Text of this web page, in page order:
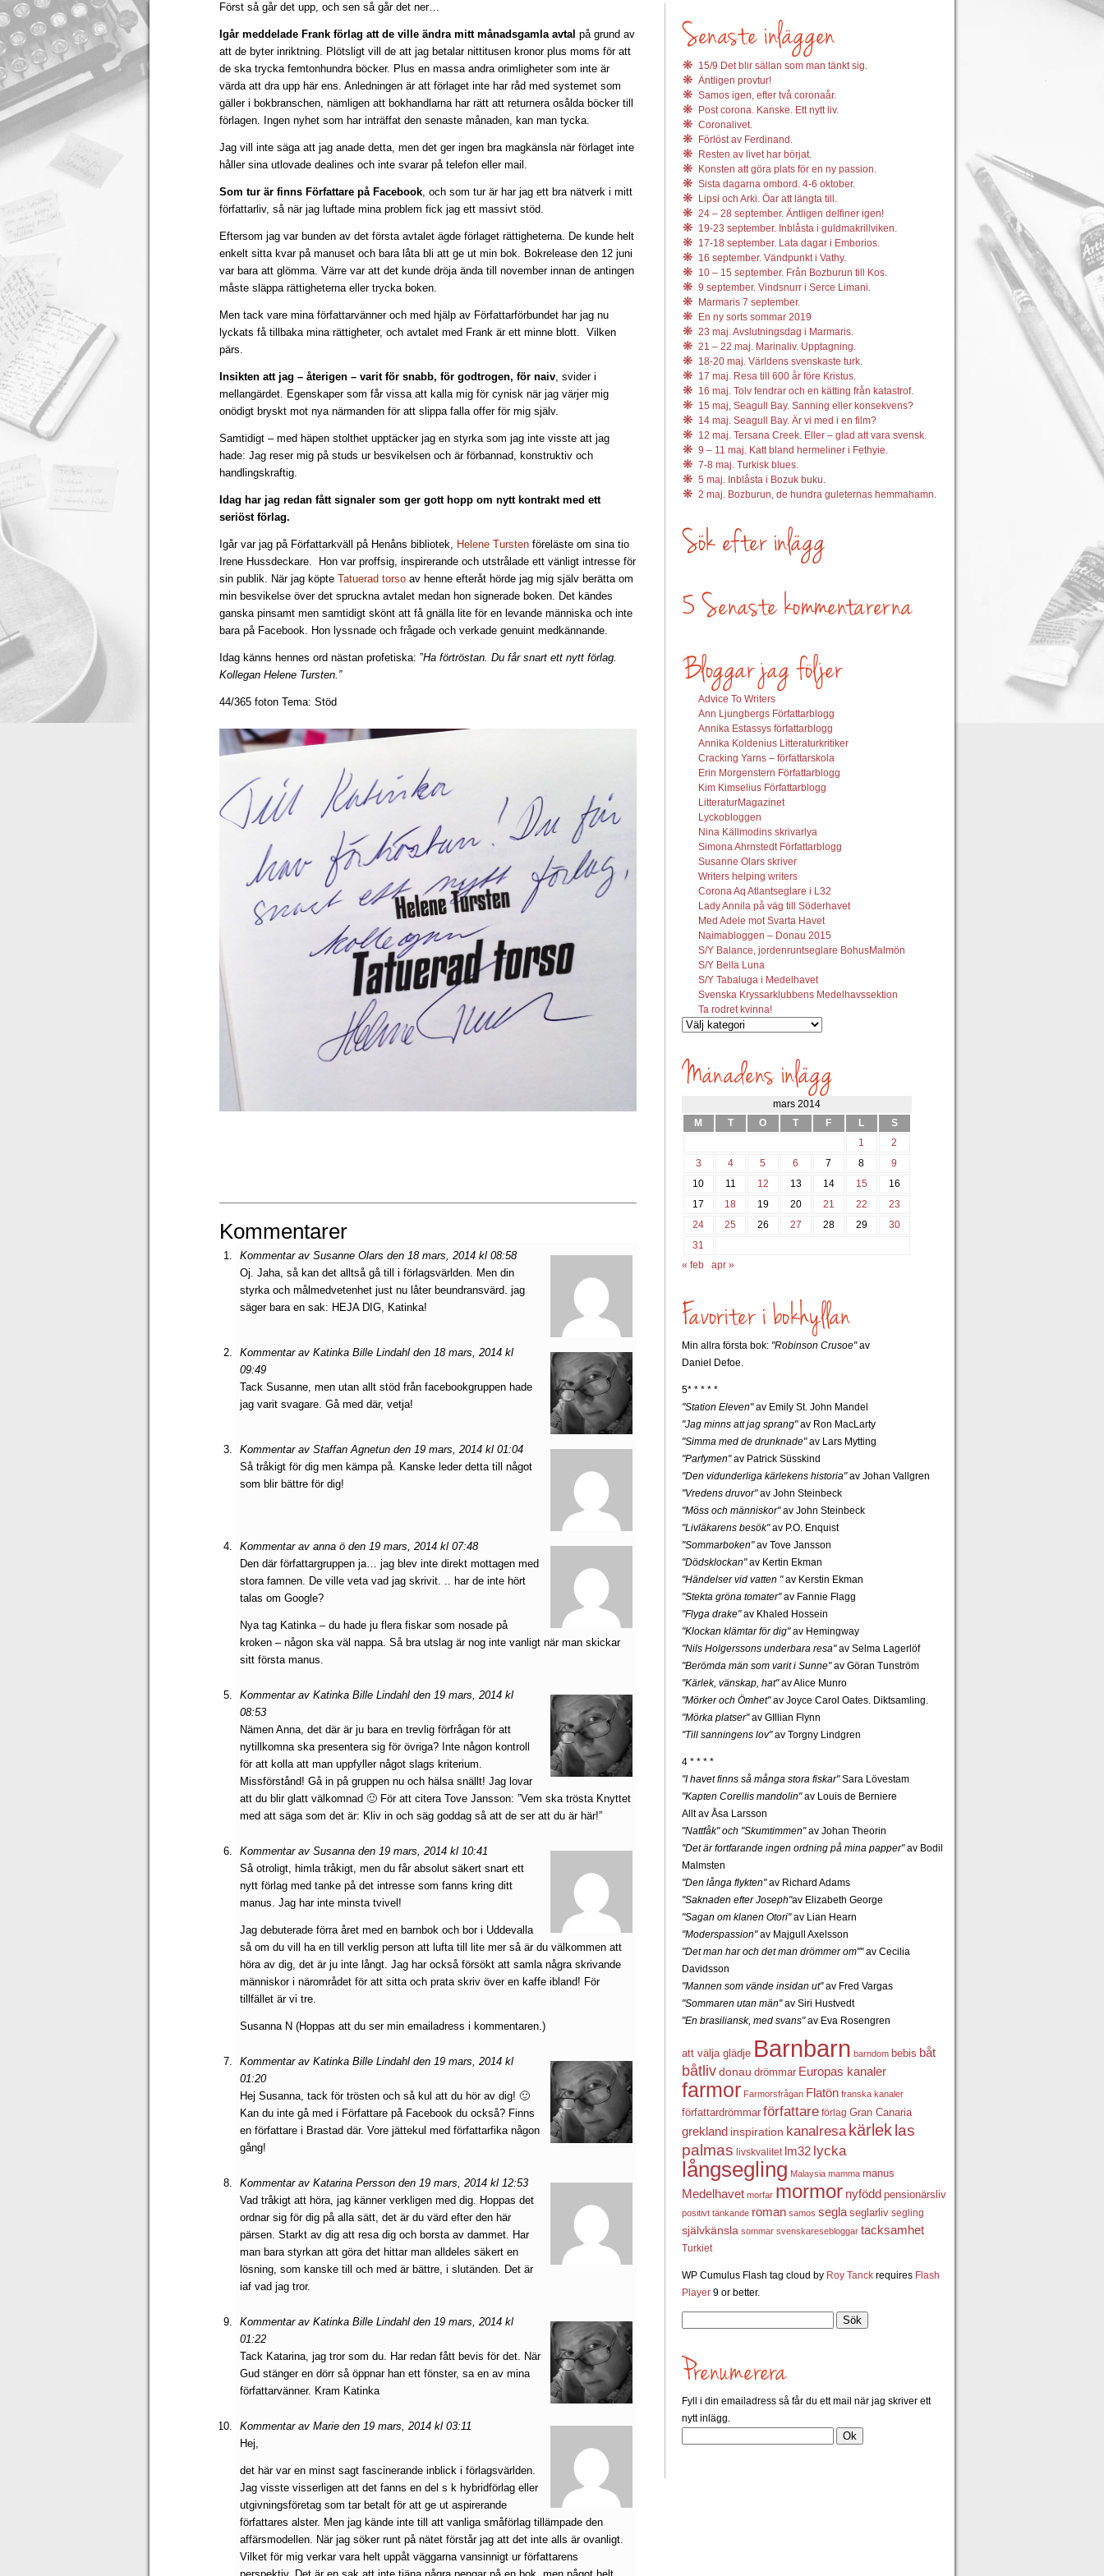
Först så går det upp, och sen så går det ner…
Igår meddelade Frank förlag att de ville ändra mitt månadsgamla avtal på grund av
att de byter inriktning. Plötsligt vill de att jag betalar nittitusen kronor plus moms för att
de ska trycka femtonhundra böcker. Plus en massa andra orimligheter som inte är
värda att dra upp här ens. Anledningen är att förlaget inte har råd med systemet som
gäller i bokbranschen, nämligen att bokhandlarna har rätt att returnera osålda böcker till
förlagen. Ingen nyhet som har inträffat den senaste månaden, kan man tycka.
Jag vill inte säga att jag anade detta, men det ger ingen bra magkänsla när förlaget inte
håller sina utlovade dealines och inte svarar på telefon eller mail.
Som tur är finns Författare på Facebook, och som tur är har jag ett bra nätverk i mitt
författarliv, så när jag luftade mina problem fick jag ett massivt stöd.
Eftersom jag var bunden av det första avtalet ägde förlaget rättigheterna. De kunde helt
enkelt sitta kvar på manuset och bara låta bli att ge ut min bok. Bokrelease den 12 juni
var bara att glömma. Värre var att det kunde dröja ända till november innan de antingen
måste släppa rättigheterna eller trycka boken.
Men tack vare mina författarvänner och med hjälp av Författarförbundet har jag nu
lyckats få tillbaka mina rättigheter, och avtalet med Frank är ett minne blott. Vilken
pärs.
Insikten att jag – återigen – varit för snabb, för godtrogen, för naiv, svider i
mellangärdet. Egenskaper som får vissa att kalla mig för cynisk när jag värjer mig
onödigt bryskt mot nya närmanden för att slippa falla offer för mig själv.
Samtidigt – med häpen stolthet upptäcker jag en styrka som jag inte visste att jag
hade: Jag reser mig på studs ur besvikelsen och är förbannad, konstruktiv och
handlingskraftig.
Idag har jag redan fått signaler som ger gott hopp om nytt kontrakt med ett
seriöst förlag.
Igår var jag på Författarkväll på Henåns bibliotek, Helene Turstenföreläste om sina tio
Irene Hussdeckare. Hon var proffsig, inspirerande och utstrålade ett vänligt intresse för
sin publik. När jag köpte Tatuerad torso av henne efteråt hörde jag mig själv berätta om
min besvikelse över det spruckna avtalet medan hon signerade boken. Det kändes
ganska pinsamt men samtidigt skönt att få gnälla lite för en levande människa och inte
bara på Facebook. Hon lyssnade och frågade och verkade genuint medkännande.
Idag känns hennes ord nästan profetiska: ”Ha förtröstan. Du får snart ett nytt förlag.
Kollegan Helene Tursten.”
44/365 foton Tema: Stöd
Kommentarer
Kommentar av Susanne Olars den 18 mars, 2014 kl 08:58
Oj. Jaha, så kan det alltså gå till i förlagsvärlden. Men din
styrka och målmedvetenhet just nu låter beundransvärd. jag
säger bara en sak: HEJA DIG, Katinka!
Kommentar av Katinka Bille Lindahl den 18 mars, 2014 kl
09:49
Tack Susanne, men utan allt stöd från facebookgruppen hade
jag varit svagare. Gå med där, vetja!
Kommentar av Staffan Agnetun den 19 mars, 2014 kl 01:04
Så tråkigt för dig men kämpa på. Kanske leder detta till något
som blir bättre för dig!
Kommentar av anna ö den 19 mars, 2014 kl 07:48
Den där författargruppen ja… jag blev inte direkt mottagen med
stora famnen. De ville veta vad jag skrivit. .. har de inte hört
talas om Google?
Nya tag Katinka – du hade ju flera fiskar som nosade på
kroken – någon ska väl nappa. Så bra utslag är nog inte vanligt när man skickar
sitt första manus.
Kommentar av Katinka Bille Lindahl den 19 mars, 2014 kl
08:53
Nämen Anna, det där är ju bara en trevlig förfrågan för att
nytillkomna ska presentera sig för övriga? Inte någon kontroll
för att kolla att man uppfyller något slags kriterium.
Missförstånd! Gå in på gruppen nu och hälsa snällt! Jag lovar
att du blir glatt välkomnad 🙂 För att citera Tove Jansson: ”Vem ska trösta Knyttet
med att säga som det är: Kliv in och säg goddag så att de ser att du är här!”
Kommentar av Susanna den 19 mars, 2014 kl 10:41
Så otroligt, himla tråkigt, men du får absolut säkert snart ett
nytt förlag med tanke på det intresse som fanns kring ditt
manus. Jag har inte minsta tvivel!
Jag debuterade förra året med en barnbok och bor i Uddevalla
så om du vill ha en till verklig person att lufta till lite mer så är du välkommen att
höra av dig, det är ju inte långt. Jag har också försökt att samla några skrivande
människor i närområdet för att sitta och prata skriv över en kaffe ibland! För
tillfället är vi tre.
Susanna N (Hoppas att du ser min emailadress i kommentaren.)
Kommentar av Katinka Bille Lindahl den 19 mars, 2014 kl
01:20
Hej Susanna, tack för trösten och så kul att du hör av dig! 🙂
Kan du inte gå med i Författare på Facebook du också? Finns
en författare i Brastad där. Vore jättekul med författarfika någon
gång!
Kommentar av Katarina Persson den 19 mars, 2014 kl 12:53
Vad tråkigt att höra, jag känner verkligen med dig. Hoppas det
ordnar sig för dig på alla sätt, det är du värd efter den här
pärsen. Starkt av dig att resa dig och borsta av dammet. Har
man bara styrkan att göra det hittar man alldeles säkert en
lösning, som kanske till och med är bättre, i slutänden. Det är
iaf vad jag tror.
Kommentar av Katinka Bille Lindahl den 19 mars, 2014 kl
01:22
Tack Katarina, jag tror som du. Har redan fått bevis för det. När
Gud stänger en dörr så öppnar han ett fönster, sa en av mina
författarvänner. Kram Katinka
Kommentar av Marie den 19 mars, 2014 kl 03:11
Hej,
det här var en minst sagt fascinerande inblick i förlagsvärlden.
Jag visste visserligen att det fanns en del s k hybridförlag eller
utgivningsföretag som tar betalt för att ge ut aspirerande
författares alster. Men jag kände inte till att vanliga småförlag tillämpade den
affärsmodellen. När jag söker runt på nätet förstår jag att det inte alls är ovanligt.
Vilket för mig verkar vara helt uppåt väggarna vansinnigt ur författarens
15/9 Det blir sällan som man tänkt sig.
Äntligen provtur!
Samos igen, efter två coronaår.
Post corona. Kanske. Ett nytt liv.
Coronalivet.
Förlöst av Ferdinand.
Resten av livet har börjat.
Konsten att göra plats för en ny passion.
Sista dagarna ombord. 4-6 oktober.
Lipsi och Arki. Öar att längta till.
24 – 28 september. Äntligen delfiner igen!
19-23 september. Inblåsta i guldmakrillviken.
17-18 september. Lata dagar i Emborios.
16 september. Vändpunkt i Vathy.
10 – 15 september. Från Bozburun till Kos.
9 september. Vindsnurr i Serce Limani.
Marmaris 7 september.
En ny sorts sommar 2019
23 maj. Avslutningsdag i Marmaris.
21 – 22 maj. Marinaliv. Upptagning.
18-20 maj. Världens svenskaste turk.
17 maj. Resa till 600 år före Kristus.
16 maj. Tolv fendrar och en kätting från katastrof.
15 maj, Seagull Bay. Sanning eller konsekvens?
14 maj. Seagull Bay. Är vi med i en film?
12 maj. Tersana Creek. Eller – glad att vara svensk.
9 – 11 maj. Katt bland hermeliner i Fethyie.
7-8 maj. Turkisk blues.
5 maj. Inblåsta i Bozuk buku.
2 maj. Bozburun, de hundra guleternas hemmahamn.
Advice To Writers
Ann Ljungbergs Författarblogg
Annika Estassys författarblogg
Annika Koldenius Litteraturkritiker
Cracking Yarns – författarskola
Erin Morgenstern Författarblogg
Kim Kimselius Författarblogg
LitteraturMagazinet
Lyckobloggen
Nina Källmodins skrivarlya
Simona Ahrnstedt Författarblogg
Susanne Olars skriver
Writers helping writers
Corona Aq Atlantseglare i L32
Lady Annila på väg till Söderhavet
Med Adele mot Svarta Havet
Naimabloggen – Donau 2015
S/Y Balance, jordenruntseglare BohusMalmön
S/Y Bella Luna
S/Y Tabaluga i Medelhavet
Svenska Kryssarklubbens Medelhavssektion
Ta rodret kvinna!
Vilka
söks?
mars 2014
M
T O T F L
S
1
2
3
4 5 6 7 8
9
10
11 12 13 14 15
16
17
18 19 20 21 22
23
24
25 26 27 28 29
30
31
« feb
apr »
Min allra första bok: "Robinson Crusoe"av
Daniel Defoe.
5* * * * *
"Station Eleven"av Emily St. John Mandel
"Jag minns att jag sprang"av Ron MacLarty
"Simma med de drunknade"av Lars Mytting
"Parfymen"av Patrick Süsskind
"Den vidunderliga kärlekens historia"av Johan Vallgren
"Vredens druvor"av John Steinbeck
"Möss och människor"av John Steinbeck
"Livläkarens besök"av P.O. Enquist
"Sommarboken"av Tove Jansson
"Dödsklockan"av Kertin Ekman
"Händelser vid vatten "av Kerstin Ekman
"Stekta gröna tomater"av Fannie Flagg
"Flyga drake"av Khaled Hossein
"Klockan klämtar för dig"av Hemingway
"Nils Holgerssons underbara resa"av Selma Lagerlöf
"Berömda män som varit i Sunne"av Göran Tunström
"Kärlek, vänskap, hat"av Alice Munro
"Mörker och Ömhet"av Joyce Carol Oates. Diktsamling.
"Mörka platser"av GIllian Flynn
"Till sanningens lov"av Torgny Lindgren
4 * * * *
"I havet finns så många stora fiskar"Sara Lövestam
"Kapten Corellis mandolin"av Louis de Berniere
Allt av Åsa Larsson
"Nattfåk" och "Skumtimmen"av Johan Theorin
"Det är fortfarande ingen ordning på mina papper"av Bodil
Malmsten
"Den långa flykten"av Richard Adams
"Saknaden efter Joseph"av Elizabeth George
"Sagan om klanen Otori"av Lian Hearn
"Moderspassion"av Majgull Axelsson
"Det man har och det man drömmer om""av Cecilia
Davidsson
"Mannen som vände insidan ut"av Fred Vargas
"Sommaren utan män"av Siri Hustvedt
"En brasiliansk, med svans"av Eva Rosengren
att välja glädje Barnbarn barndom bebis båt
båtliv donau drömmar Europas kanaler
farmor Farmorsfrågan Flatön franska kanaler
författardrömmar författare förlag Gran Canaria
grekland inspiration kanalresa kärlek las
palmas livskvalitet lm32 lycka
långsegling Malaysia mamma manus
Medelhavet morfar mormor nyfödd pensionärsliv
positivt tänkande roman samos segla seglarliv segling
självkänsla sommar svenskaresebloggar tacksamhet
Turkiet
WP Cumulus Flash tag cloud by Roy Tanckrequires Flash
Player9 or better.
Fyll i din emailadress så får du ett mail när jag skriver ett
nytt inlägg.